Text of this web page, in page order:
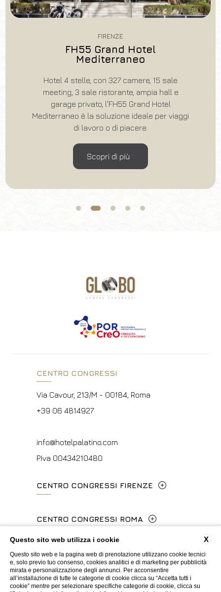
FIRENZE
FH55 Grand Hotel
Mediterraneo
Hotel 4 stelle, con 327 camere, 15 sale
meeting, 3 sale ristorante, ampia hall e
garage privato, l'FH55 Grand Hotel
Mediterraneo è la soluzione ideale per viaggi
di lavoro o di piacere.
Scopri di più
CENTRO CONGRESSI
Via Cavour, 213/M - 00184, Roma
+39 06 4814927
info@hotelpalatino.com
P.Iva 00434210480
CENTRO CONGRESSI FIRENZE
+39 055 660241
events.fi@fhotels55.com
P.Iva 00434210480
CENTRO CONGRESSI ROMA
Via Cavour, 213/M - 00184, Roma
+39 06 4814927
mice@hotelpalatino.com
Privacy Cookie Dati societari
Contatti
Certificazioni ISO
Whistleblowing Accessibilità
X
Questo sito web utilizza i cookie
Questo sito web e la pagina web di prenotazione utilizzano cookie tecnici
e, solo previo tuo consenso, cookies analitici e di marketing per pubblicità
mirata e personalizzazione degli annunci. Per acconsentire
all’installazione di tutte le categorie di cookie clicca su “Accetta tutti i
cookie” mentre per selezionare specifiche categorie di cookie, clicca su